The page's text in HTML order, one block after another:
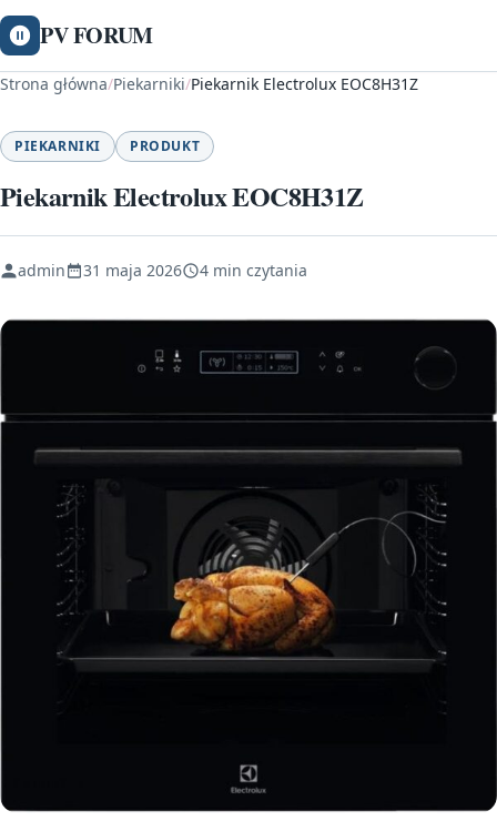
PV FORUM
Strona główna/Piekarniki/Piekarnik Electrolux EOC8H31Z
PIEKARNIKI PRODUKT
Piekarnik Electrolux EOC8H31Z
admin 31 maja 2026 4 min czytania